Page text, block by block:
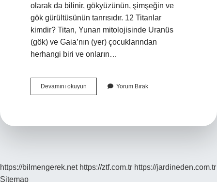
olarak da bilinir, gökyüzünün, şimşeğin ve
gök gürültüsünün tanrısıdır. 12 Titanlar
kimdir? Titan, Yunan mitolojisinde Uranüs
(gök) ve Gaia’nın (yer) çocuklarından
herhangi biri ve onların…
Devamını okuyun
Tane
Yorum Bırak
https://bilmengerek.net https://ztf.com.tr https://jardineden.com.tr
Sitemap